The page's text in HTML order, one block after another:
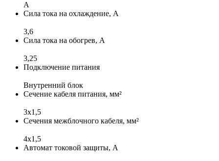
A
Сила тока на охлаждение, А
3,6
Сила тока на обогрев, А
3,25
Подключение питания
Внутренний блок
Сечение кабеля питания, мм²
3x1,5
Сечения межблочного кабеля, мм²
4х1,5
Автомат токовой защиты, А